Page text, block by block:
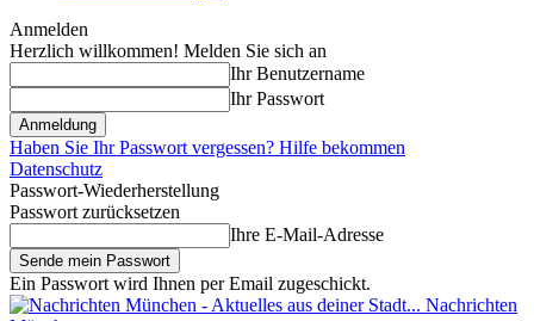
Anmelden
Herzlich willkommen! Melden Sie sich an
Ihr Benutzername
Ihr Passwort
Haben Sie Ihr Passwort vergessen? Hilfe bekommen
Datenschutz
Passwort-Wiederherstellung
Passwort zurücksetzen
Ihre E-Mail-Adresse
Ein Passwort wird Ihnen per Email zugeschickt.
Nachrichten